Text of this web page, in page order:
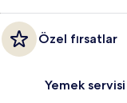
Özel fırsatlar
Yemek servisi